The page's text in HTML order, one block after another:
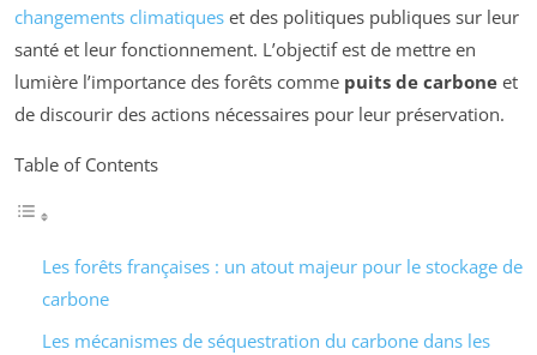
changements climatiques et des politiques publiques sur leur
santé et leur fonctionnement. L’objectif est de mettre en
lumière l’importance des forêts comme puits de carbone et
de discourir des actions nécessaires pour leur préservation.
Table of Contents
Les forêts françaises : un atout majeur pour le stockage de
carbone
Les mécanismes de séquestration du carbone dans les